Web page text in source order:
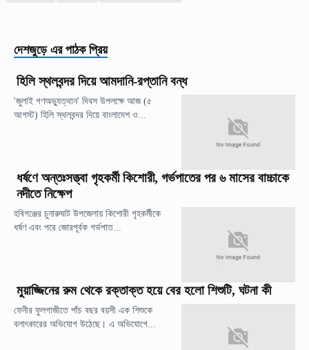
দেশজুড়ে এর পাঠক প্রিয়
হিলি স্থলবন্দর দিয়ে আমদানি-রপ্তানি বন্ধ
'জুলাই গণঅভ্যুত্থান' দিবস উপলক্ষে আজ (৫
আগস্ট) হিলি স্থলবন্দর দিয়ে বাংলাদেশ ও...
ধর্ষণে অন্তঃসত্ত্বা গৃহকর্মী কিশোরী, গর্ভপাতের পর ৬ মাসের বাচ্চাকে
নদীতে নিক্ষেপ
হবিগঞ্জের চুনারুঘাট উপজেলায় কিশোরী গৃহকর্মীকে
ধর্ষণ এবং পরে জোরপূর্বক গর্ভপাত...
মুয়াজ্জিনের রুম থেকে রক্তাক্ত হয়ে বের হলো শিশুটি, ঘটনা কী
ফেনীর ফুলগাজীতে পাঁচ বছর বয়সী এক শিশুকে
বলাৎকারের অভিযোগ উঠেছে। এ অভিযোগে...